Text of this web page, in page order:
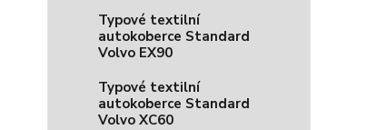
Typové textilní
autokoberce Standard
Volvo EX90
Typové textilní
autokoberce Standard
Volvo XC60